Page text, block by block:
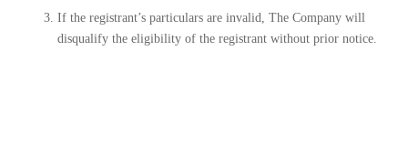
If the registrant’s particulars are invalid, The Company will
disqualify the eligibility of the registrant without prior notice.